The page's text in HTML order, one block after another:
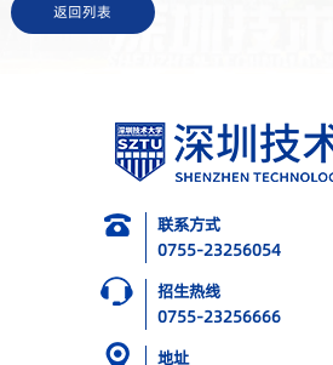
返回列表
联系方式
0755-23256054
招生热线
0755-23256666
地址